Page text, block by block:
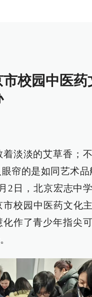
市校园中医药
淡淡的艾草香；
帘的是如同艺术品
2日，北京宏志中
校园中医药文化
作了青少年指尖